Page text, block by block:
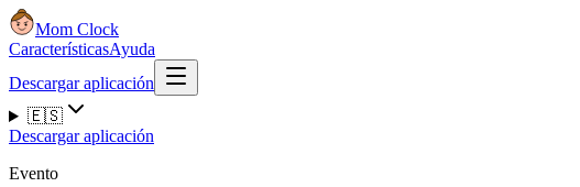
Mom Clock
CaracterísticasAyuda
Descargar aplicación
🇪🇸
Descargar aplicación
Evento